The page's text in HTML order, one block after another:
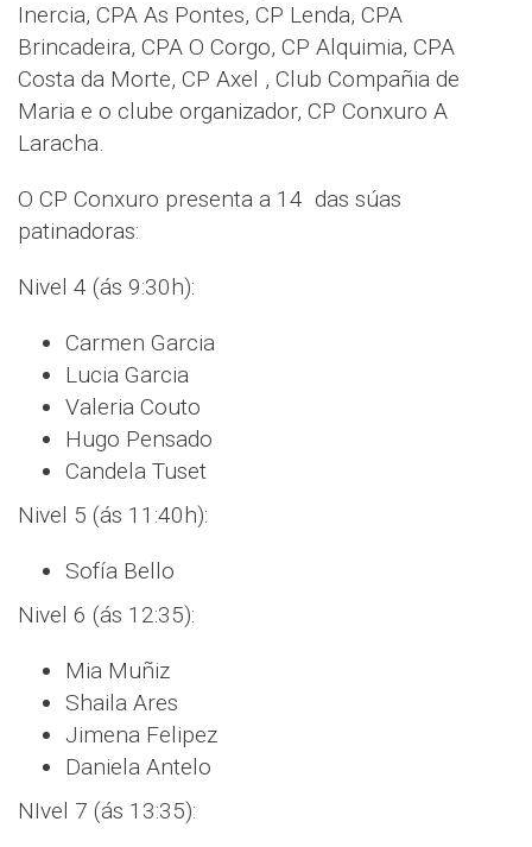
Inercia, CPA As Pontes, CP Lenda, CPA
Brincadeira, CPA O Corgo, CP Alquimia, CPA
Costa da Morte, CP Axel , Club Compañia de
Maria e o clube organizador, CP Conxuro A
Laracha.
O CP Conxuro presenta a 14 das súas
patinadoras:
Nivel 4 (ás 9:30h):
Carmen Garcia
Lucia Garcia
Valeria Couto
Hugo Pensado
Candela Tuset
Nivel 5 (ás 11:40h):
Sofía Bello
Nivel 6 (ás 12:35):
Mia Muñiz
Shaila Ares
Jimena Felipez
Daniela Antelo
NIvel 7 (ás 13:35):